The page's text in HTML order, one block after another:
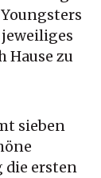
Hause zu
sieben
die ersten